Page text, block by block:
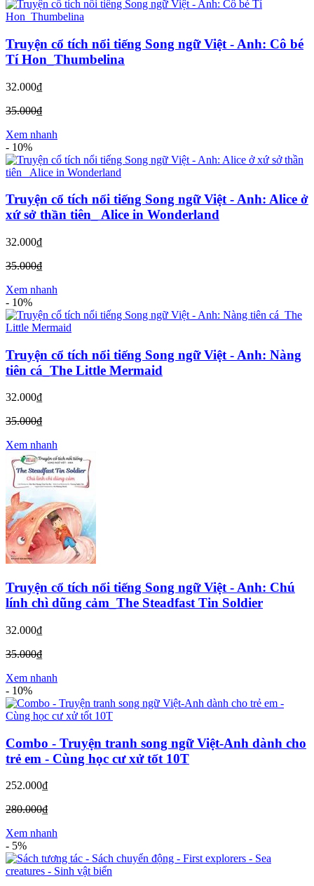
Truyện cổ tích nổi tiếng Song ngữ Việt - Anh: Cô bé
Tí Hon_Thumbelina
32.000₫
35.000₫
Xem nhanh
- 10%
Truyện cổ tích nổi tiếng Song ngữ Việt - Anh: Alice ở
xứ sở thần tiên_ Alice in Wonderland
32.000₫
35.000₫
Xem nhanh
- 10%
Truyện cổ tích nổi tiếng Song ngữ Việt - Anh: Nàng
tiên cá_The Little Mermaid
32.000₫
35.000₫
Xem nhanh
Truyện cổ tích nổi tiếng Song ngữ Việt - Anh: Chú
lính chì dũng cảm_The Steadfast Tin Soldier
32.000₫
35.000₫
Xem nhanh
- 10%
Combo - Truyện tranh song ngữ Việt-Anh dành cho
trẻ em - Cùng học cư xử tốt 10T
252.000₫
280.000₫
Xem nhanh
- 5%